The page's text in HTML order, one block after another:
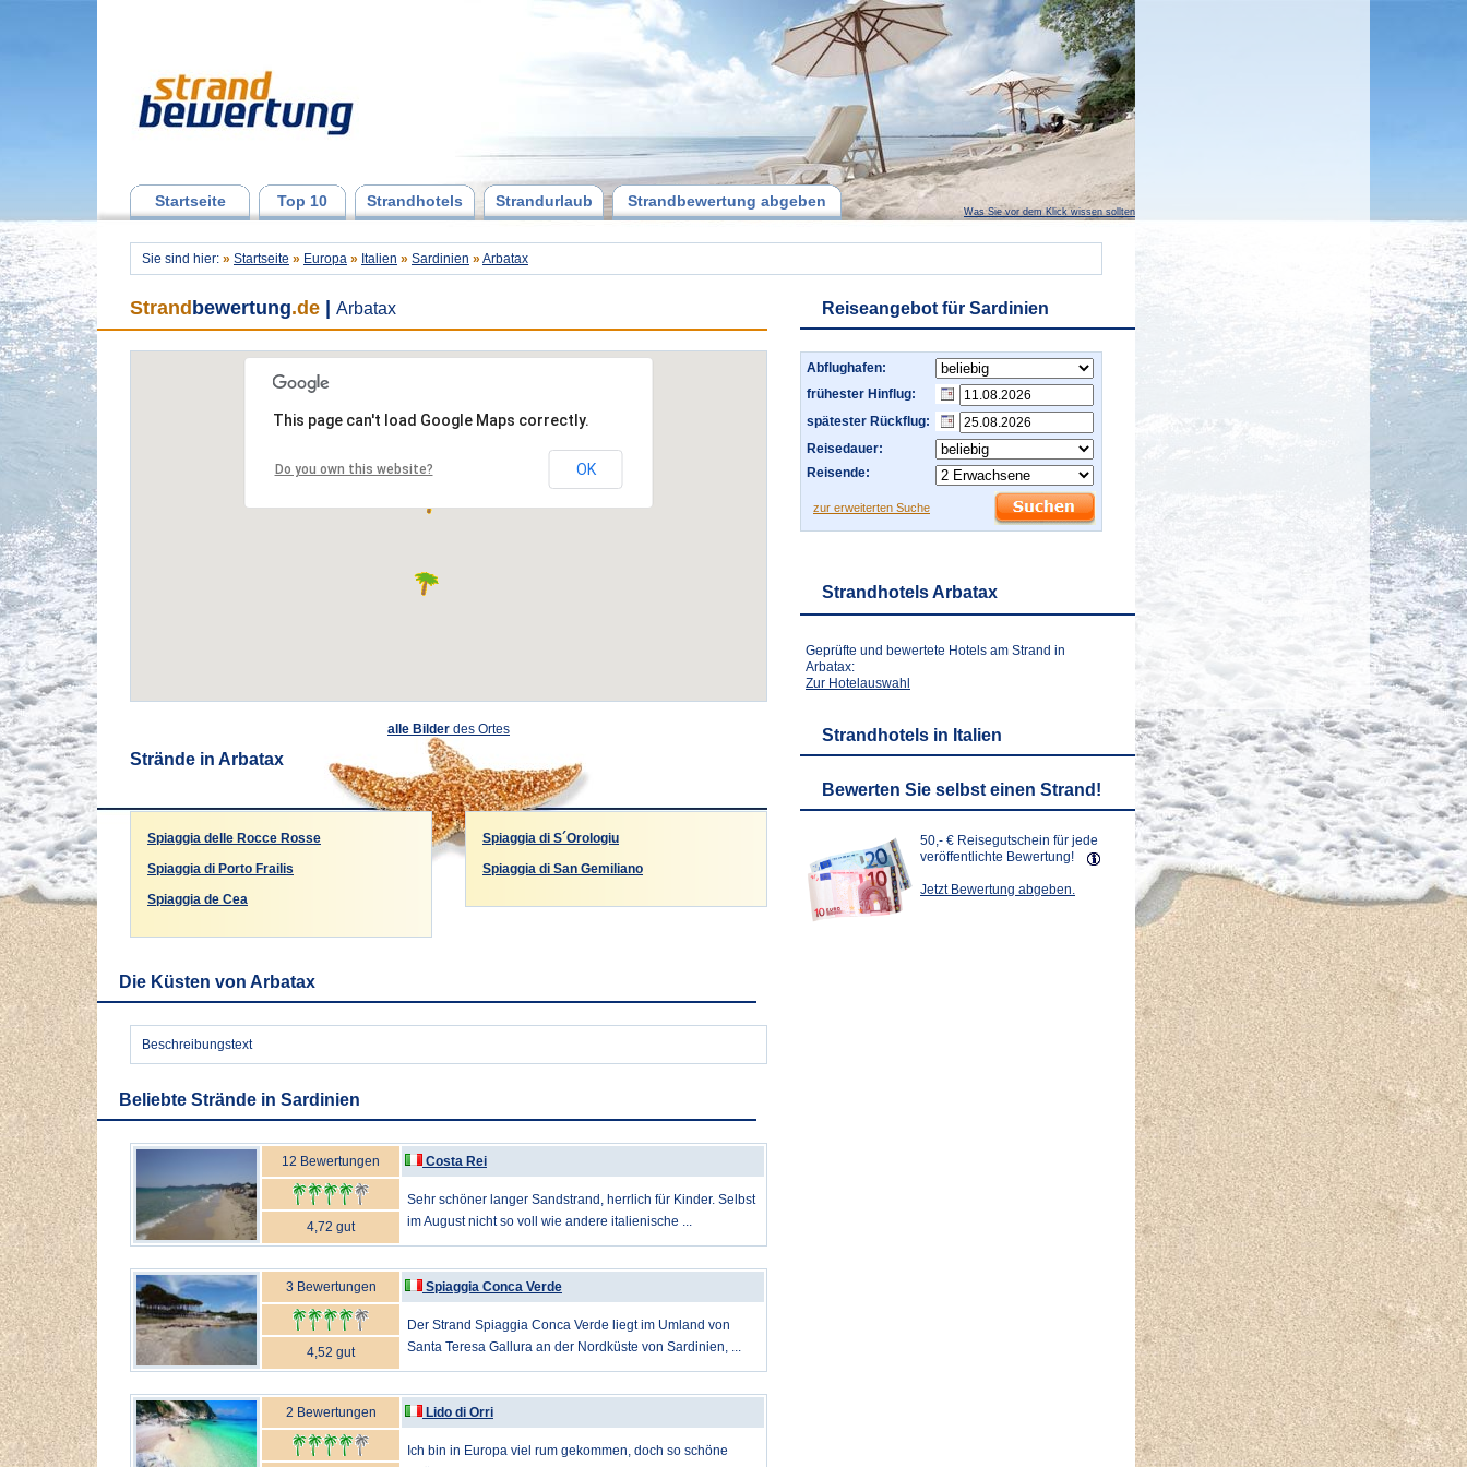
Startseite Top 10 Strandhotels Strandurlaub Strandbewertung abgeben
Was Sie vor dem Klick wissen sollten
Sie sind hier: » Startseite » Europa » Italien » Sardinien » Arbatax
Strand bewertung.de Arbatax
This page can't load Google Maps correctly.
Do you own this website? OK
alle Bilder des Ortes
Strände in Arbatax
Spiaggia delle Rocce Rosse
Spiaggia di Porto Frailis
Spiaggia de Cea
Spiaggia di S´Orologiu
Spiaggia di San Gemiliano
Die Küsten von Arbatax
Beschreibungstext
Beliebte Strände in Sardinien
12 Bewertungen Costa Rei
Sehr schöner langer Sandstrand, herrlich für Kinder. Selbst
im August nicht so voll wie andere italienische ...
4,72 gut
3 Bewertungen Spiaggia Conca Verde
Der Strand Spiaggia Conca Verde liegt im Umland von
Santa Teresa Gallura an der Nordküste von Sardinien, ...
4,52 gut
2 Bewertungen Lido di Orri
Ich bin in Europa viel rum gekommen, doch so schöne
Reiseangebot für Sardinien
Abflughafen:
frühester Hinflug:
spätester Rückflug:
Reisedauer:
Reisende:
zur erweiterten Suche
Strandhotels Arbatax
Geprüfte und bewertete Hotels am Strand in
Arbatax:
Zur Hotelauswahl
Strandhotels in Italien
Bewerten Sie selbst einen Strand!
50,- € Reisegutschein für jede
veröffentlichte Bewertung!
Jetzt Bewertung abgeben.